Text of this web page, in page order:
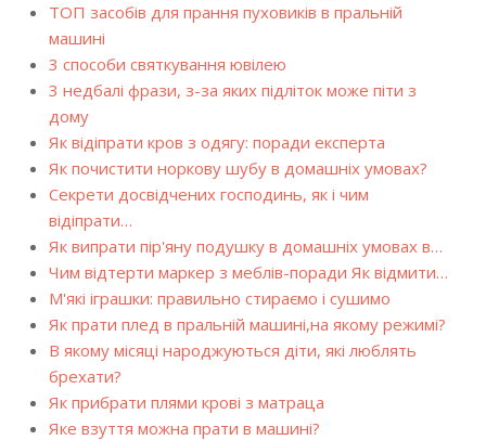
ТОП засобів для прання пуховиків в пральній
машині
3 способи святкування ювілею
3 недбалі фрази, з-за яких підліток може піти з
дому
Як відіпрати кров з одягу: поради експерта
Як почистити норкову шубу в домашніх умовах?
Секрети досвідчених господинь, як і чим
відіпрати…
Як випрати пір'яну подушку в домашніх умовах в…
Чим відтерти маркер з меблів-поради Як відмити…
М'які іграшки: правильно стираємо і сушимо
Як прати плед в пральній машині,на якому режимі?
В якому місяці народжуються діти, які люблять
брехати?
Як прибрати плями крові з матраца
Яке взуття можна прати в машині?